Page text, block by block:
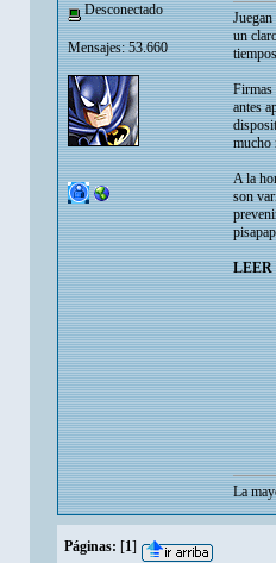
Desconectado
Mensajes: 53.660
un
Firmas
antes
mucho
A la
son
LEER
La
Páginas: [1]